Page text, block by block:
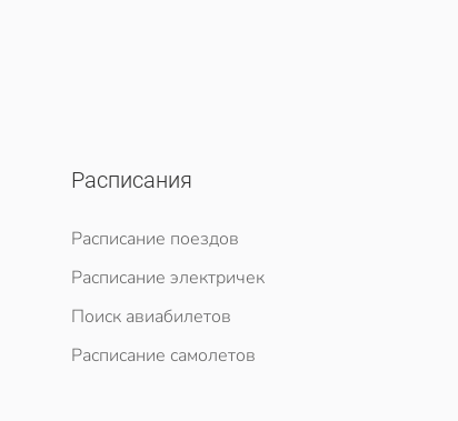
Расписания
Расписание поездов
Расписание электричек
Поиск авиабилетов
Расписание самолетов